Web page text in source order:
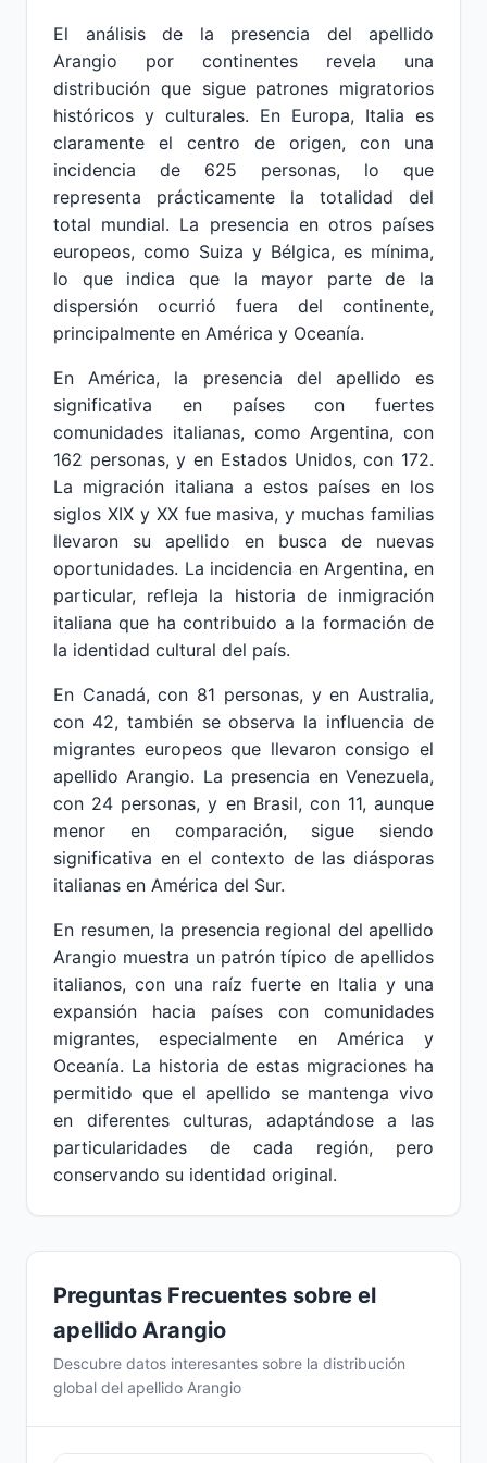
El análisis de la presencia del apellido
Arangio por continentes revela una
distribución que sigue patrones migratorios
históricos y culturales. En Europa, Italia es
claramente el centro de origen, con una
incidencia de 625 personas, lo que
representa prácticamente la totalidad del
total mundial. La presencia en otros países
europeos, como Suiza y Bélgica, es mínima,
lo que indica que la mayor parte de la
dispersión ocurrió fuera del continente,
principalmente en América y Oceanía.
En América, la presencia del apellido es
significativa en países con fuertes
comunidades italianas, como Argentina, con
162 personas, y en Estados Unidos, con 172.
La migración italiana a estos países en los
siglos XIX y XX fue masiva, y muchas familias
llevaron su apellido en busca de nuevas
oportunidades. La incidencia en Argentina, en
particular, refleja la historia de inmigración
italiana que ha contribuido a la formación de
la identidad cultural del país.
En Canadá, con 81 personas, y en Australia,
con 42, también se observa la influencia de
migrantes europeos que llevaron consigo el
apellido Arangio. La presencia en Venezuela,
con 24 personas, y en Brasil, con 11, aunque
menor en comparación, sigue siendo
significativa en el contexto de las diásporas
italianas en América del Sur.
En resumen, la presencia regional del apellido
Arangio muestra un patrón típico de apellidos
italianos, con una raíz fuerte en Italia y una
expansión hacia países con comunidades
migrantes, especialmente en América y
Oceanía. La historia de estas migraciones ha
permitido que el apellido se mantenga vivo
en diferentes culturas, adaptándose a las
particularidades de cada región, pero
conservando su identidad original.
Preguntas Frecuentes sobre el
apellido Arangio
Descubre datos interesantes sobre la distribución
global del apellido Arangio